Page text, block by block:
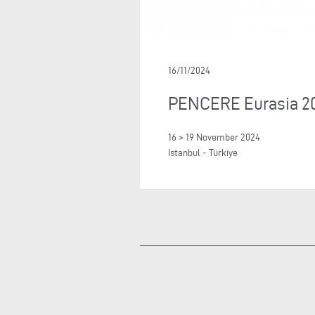
16/11/2024
PENCERE Eurasia
16 > 19 November 2024
Istanbul - Türkiye